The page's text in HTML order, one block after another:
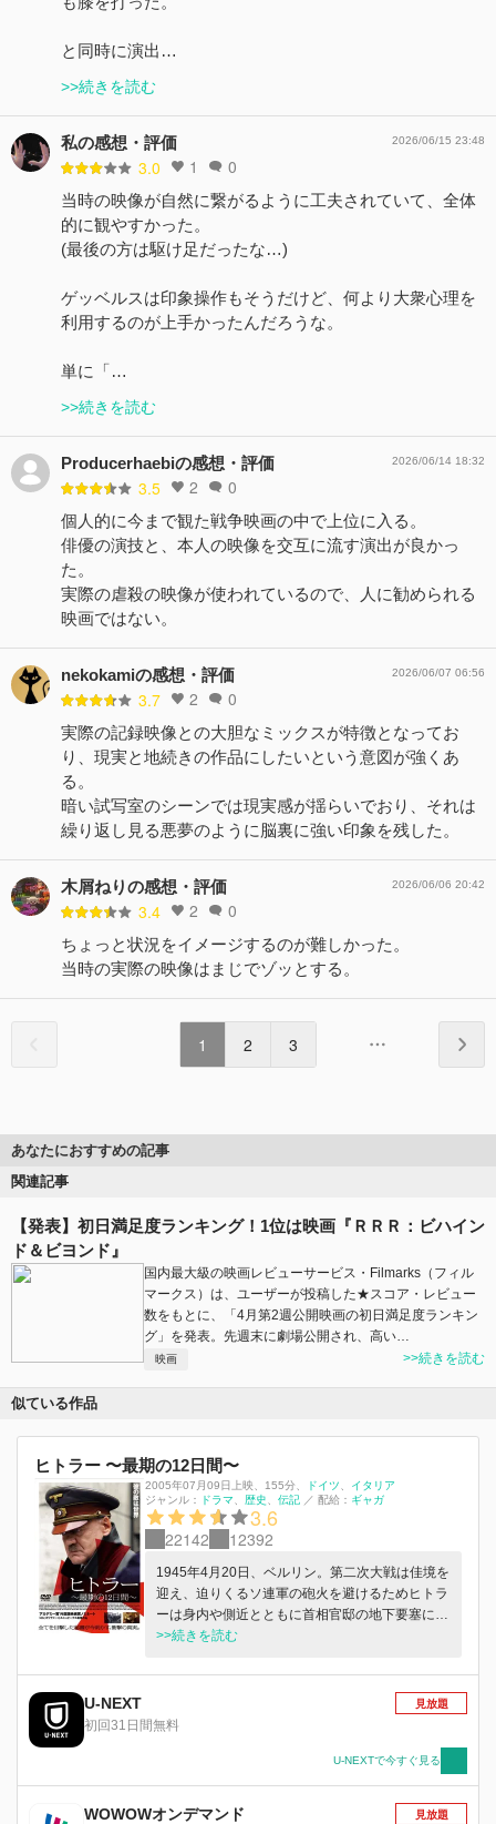
と同時に演出…
>>続きを読む
私の感想・評価
3.0 1 0
2026/06/15 23:48
当時の映像が自然に繋がるように工夫されていて、全体
的に観やすかった。
(最後の方は駆け足だったな…)
ゲッベルスは印象操作もそうだけど、何より大衆心理を
利用するのが上手かったんだろうな。
単に「…
>>続きを読む
Producerhaebiの感想・評価
3.5 2 0
2026/06/14 18:32
個人的に今まで観た戦争映画の中で上位に入る。
俳優の演技と、本人の映像を交互に流す演出が良かっ
た。
実際の虐殺の映像が使われているので、人に勧められる
映画ではない。
nekokamiの感想・評価
3.7 2 0
2026/06/07 06:56
実際の記録映像との大胆なミックスが特徴となってお
り、現実と地続きの作品にしたいという意図が強くあ
る。
暗い試写室のシーンでは現実感が揺らいでおり、それは
繰り返し見る悪夢のように脳裏に強い印象を残した。
木屑ねりの感想・評価
3.4 2 0
2026/06/06 20:42
ちょっと状況をイメージするのが難しかった。
当時の実際の映像はまじでゾッとする。
1 2 3
あなたにおすすめの記事
関連記事
【発表】初日満足度ランキング！1位は映画『ＲＲＲ：ビハイン
ド＆ビヨンド』
国内最大級の映画レビューサービス・Filmarks（フィル
マークス）は、ユーザーが投稿した★スコア・レビュー
数をもとに、「4月第2週公開映画の初日満足度ランキン
グ」を発表。先週末に劇場公開され、高い…
映画 >>続きを読む
似ている作品
ヒトラー 〜最期の12日間〜
2005年07月09日上映 155分 ドイツ
イタリア
ジャンル：
ドラマ 歴史 伝記 ／ 配給： ギャガ
3.6
22142 12392
1945年4月20日、ベルリン。第二次大戦は佳境を
迎え、迫りくるソ連軍の砲火を避けるためヒトラ
ーは身内や側近とともに首相官邸の地下要塞に潜
っていた。誰もが敗戦を覚悟する中、冷静さを失
を下すが…。
>>続きを読む
U-NEXT
初回31日間無料
見放題
U-NEXTで今すぐ見る
WOWOWオンデマンド 見放題